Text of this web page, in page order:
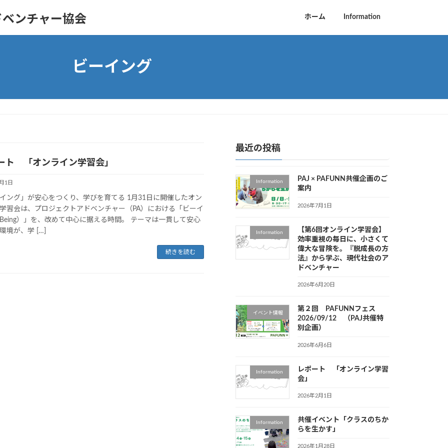
ンチャー協会 ホーム Information
ビーイング
ト 「オンライン学習会」
1日
ング」が安心をつくり、学びを育てる 1月31日に開催したオン
習会は、プロジェクトアドベンチャー（PA）における「ビーイ
）」を、改めて中心に据える時間。 テーマは一貫して安心
境が、学 […]
続きを読む
最近の投稿
Information
PAJ × PAFUNN共催企画のご
案内
2026年7月1日
Information
【第6回オンライン学習会】
効率重視の毎日に、小さくて
偉大な冒険を。『脱成長の方
法』から学ぶ、現代社会のア
ドベンチャー
2026年6月20日
イベント情報
第２回 PAFUNNフェス
2026/09/12 （PAJ共催特
別企画）
2026年6月6日
Information
レポート 「オンライン学習
会」
2026年2月1日
Information
共催イベント「クラスのちか
らを生かす」
2026年1月28日